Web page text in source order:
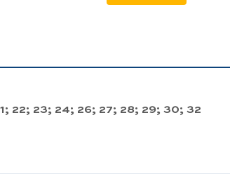
22; 23; 24; 26; 27; 28; 29; 30; 32